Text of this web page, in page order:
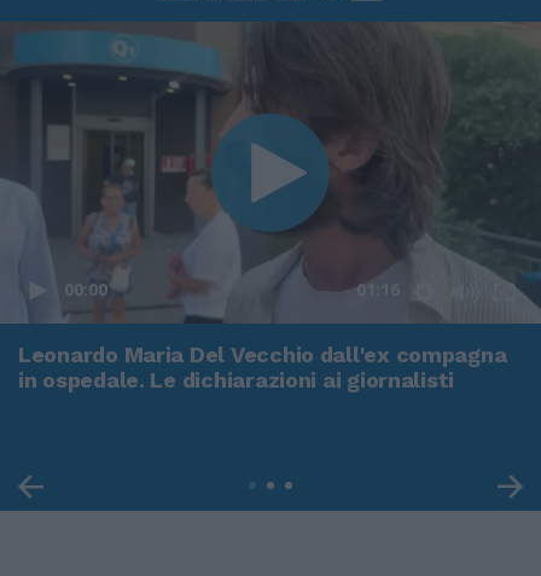
00:00 01:16
Leonardo Maria Del Vecchio dall'ex compagna
in ospedale. Le dichiarazioni ai giornalisti